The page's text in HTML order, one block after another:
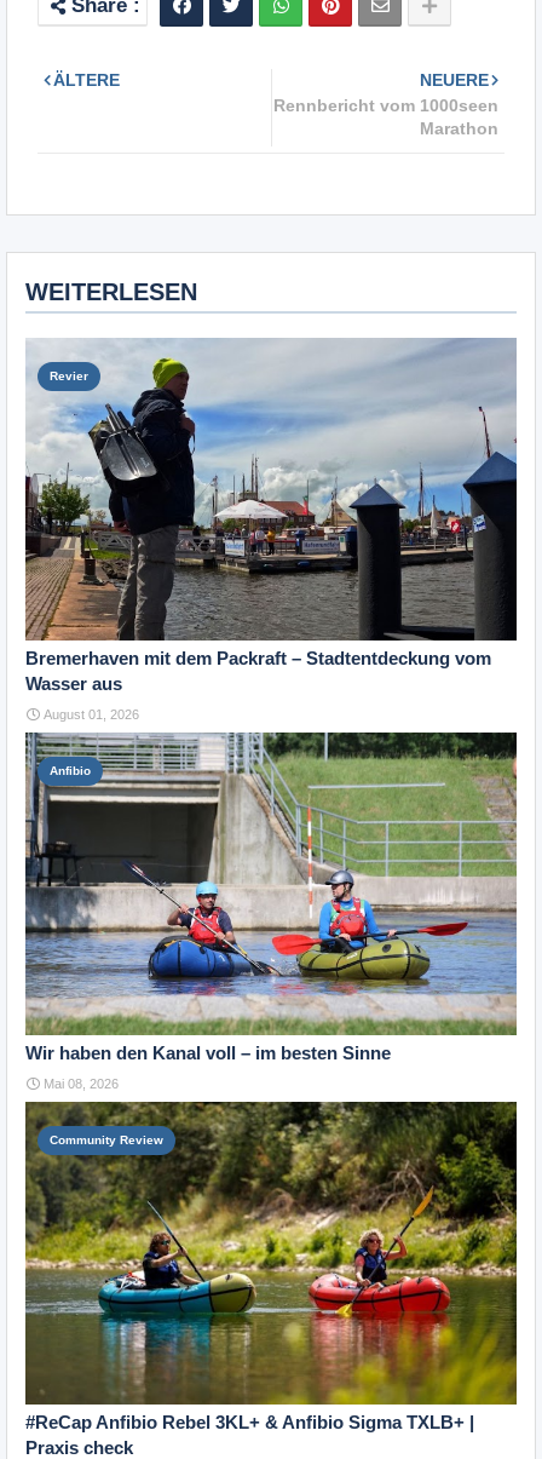
NEUERE
Rennbericht vom 1000seen
Marathon
ÄLTERE
WEITERLESEN
Revier
Bremerhaven mit dem Packraft – Stadtentdeckung vom
Wasser aus
August 01, 2026
Anfibio
Wir haben den Kanal voll – im besten Sinne
Mai 08, 2026
Community Review
#ReCap Anfibio Rebel 3KL+ & Anfibio Sigma TXLB+ |
Praxis check